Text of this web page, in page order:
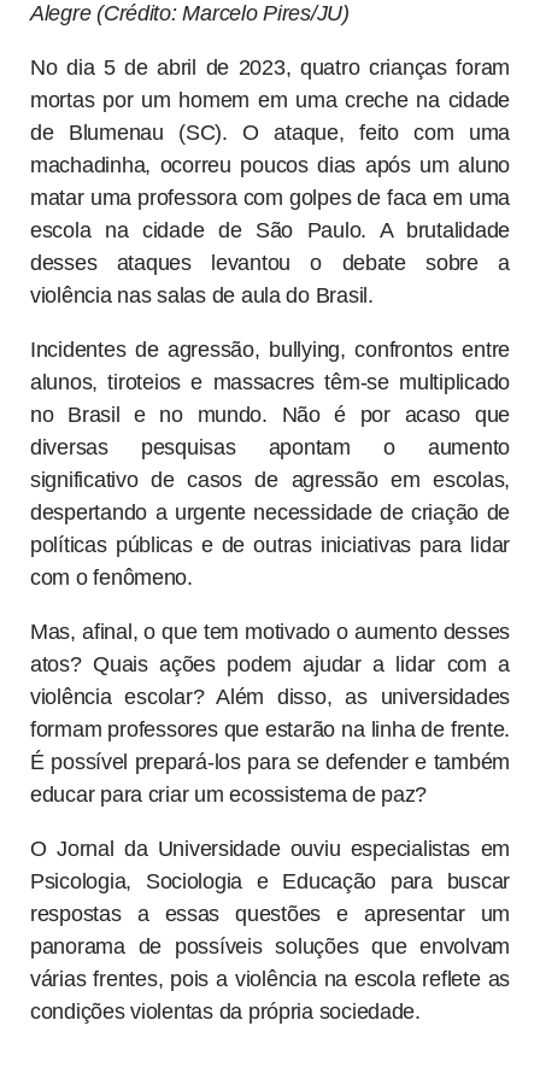
Alegre (Crédito: Marcelo Pires/JU)
No dia 5 de abril de 2023, quatro crianças foram
mortas por um homem em uma creche na cidade
de Blumenau (SC). O ataque, feito com uma
machadinha, ocorreu poucos dias após um aluno
matar uma professora com golpes de faca em uma
escola na cidade de São Paulo. A brutalidade
desses ataques levantou o debate sobre a
violência nas salas de aula do Brasil.
Incidentes de agressão, bullying, confrontos entre
alunos, tiroteios e massacres têm-se multiplicado
no Brasil e no mundo. Não é por acaso que
diversas pesquisas apontam o aumento
significativo de casos de agressão em escolas,
despertando a urgente necessidade de criação de
políticas públicas e de outras iniciativas para lidar
com o fenômeno.
Mas, afinal, o que tem motivado o aumento desses
atos? Quais ações podem ajudar a lidar com a
violência escolar? Além disso, as universidades
formam professores que estarão na linha de frente.
É possível prepará-los para se defender e também
educar para criar um ecossistema de paz?
O Jornal da Universidade ouviu especialistas em
Psicologia, Sociologia e Educação para buscar
respostas a essas questões e apresentar um
panorama de possíveis soluções que envolvam
várias frentes, pois a violência na escola reflete as
condições violentas da própria sociedade.